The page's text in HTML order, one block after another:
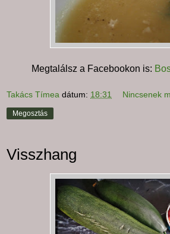
Megtalálsz a Facebookon is:
Takács Tímea dátum: 18:31 Nincsenek
Megosztás
Visszhang